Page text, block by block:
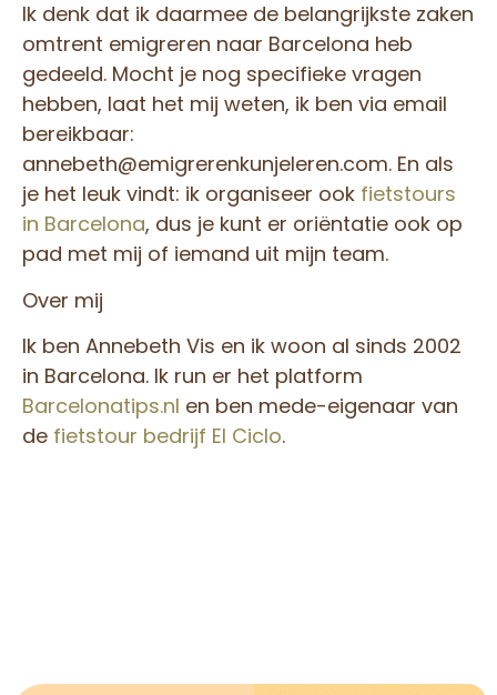
Ik denk dat ik daarmee de belangrijkste zaken
omtrent emigreren naar Barcelona heb
gedeeld. Mocht je nog specifieke vragen
hebben, laat het mij weten, ik ben via email
bereikbaar:
annebeth@emigrerenkunjeleren.com. En als
je het leuk vindt: ik organiseer ook fietstours
in Barcelona, dus je kunt er oriëntatie ook op
pad met mij of iemand uit mijn team.
Over mij
Ik ben Annebeth Vis en ik woon al sinds 2002
in Barcelona. Ik run er het platform
Barcelonatips.nl en ben mede-eigenaar van
de fietstour bedrijf El Ciclo.